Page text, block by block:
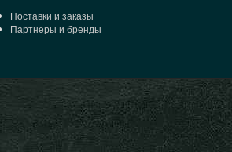
Поставки и заказы
Партнеры и бренды